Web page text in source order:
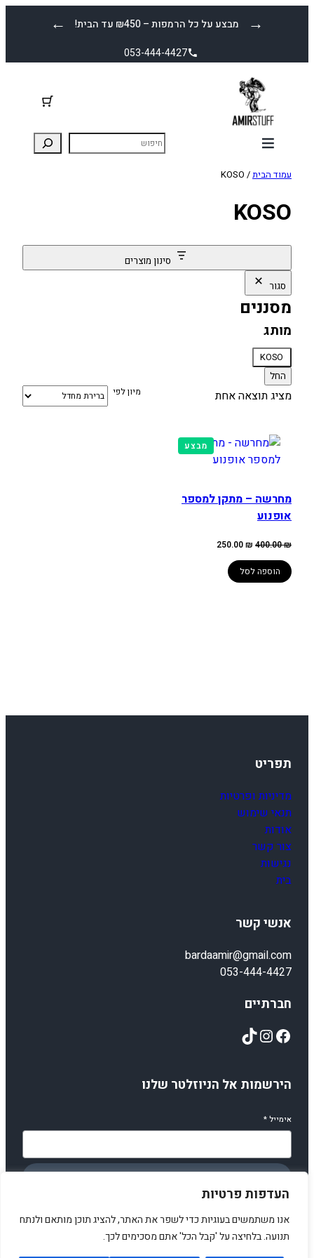
העדפות פרטיות
אנו משתמשים בעוגיות כדי לשפר את האתר, להציג תוכן מותאם ולנתח
תנועה. בלחיצה על 'קבל הכל' אתם מסכימים לכך.
← מבצע על כל הרמפות – ₪450 עד הבית! →
053-444-4427
עמוד הבית/ KOSO
KOSO
סינון מוצרים
סגור
מסננים
מותג
מותג
KOSO
החל
מציג תוצאה אחת מיון לפי
מבצעמוצרים
במבצע
מחרשה – מתקן למספר
אופנוע
400.00₪ המחיר
היה:
400.00 ₪.
250.00₪
הוספה לסל
תפריט
מדיניות ופרטיות
תנאי שימוש
אודות
צור קשר
נגישות
בית
אנשי קשר
bardaamir@gmail.com
053-444-4427
חברתיים
Facebook
Instagram
TikTok
הירשמות אל הניוזלטר שלנו
אימייל*